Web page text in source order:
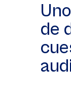
de